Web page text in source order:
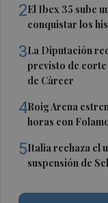
2El Ibex 35 sube
conquistar los
3La Diputación
previsto de
de Càrcer
4Roig Arena
horas con
5Italia rechaza el
suspensión de